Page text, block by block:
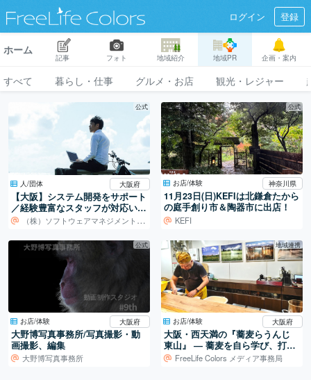
ログイン 登録
ホーム
記事 フォト 地域紹介 地域PR 企画・案内
すべて 暮らし・仕事 グルメ・お店 観光・レジャー
公式
人/団体 大阪府
【大阪】システム開発をサポート
／経験豊富なスタッフが対応いた
します！
（株）ソフトウェアマネジメントセンター
公式
お店/体験 神奈川県
11月23日(日)KEFIは北鎌倉たから
の庭手創り市＆陶器市に出店！
KEFI
公式
お店/体験 大阪府
大野博写真事務所/写真撮影・動
画撮影、編集
大野博写真事務所
地域連携
お店/体験 大阪府
大阪・西天満の『蕎麦らうんじ
東山』 ― 蕎麦を自ら学び、打ち
続ける日常
FreeLife Colors メディア事務局